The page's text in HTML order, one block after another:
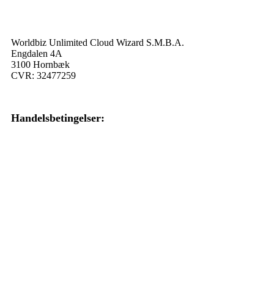
Worldbiz Unlimited Cloud Wizard S.M.B.A.
Engdalen 4A
3100 Hornbæk
CVR: 32477259
Handelsbetingelser: